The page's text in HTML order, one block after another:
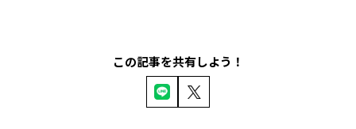
この記事を共有しよう！